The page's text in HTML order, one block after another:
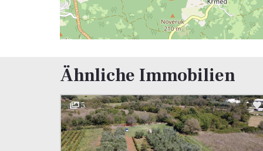
Ähnliche Immobilien
5